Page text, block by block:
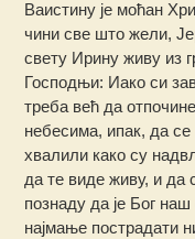
Ваистину је моћан
чини све што жели,
свету Ирину живу из
Господњи: Иако си
треба већ да
небесима, ипак, да
хвалили како су
да те виде живу, и да
познаду да је Бог
најмање пострадати